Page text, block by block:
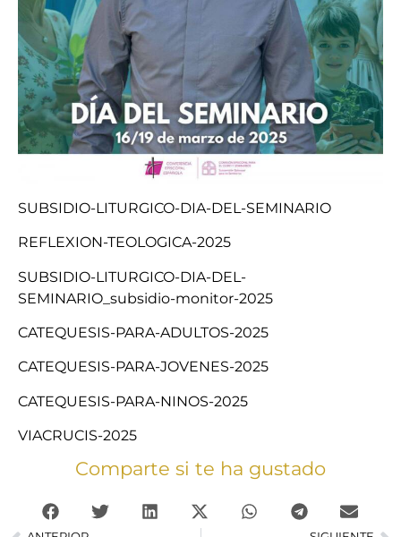
SUBSIDIO-LITURGICO-DIA-DEL-SEMINARIO
REFLEXION-TEOLOGICA-2025
SUBSIDIO-LITURGICO-DIA-DEL-
SEMINARIO_subsidio-monitor-2025
CATEQUESIS-PARA-ADULTOS-2025
CATEQUESIS-PARA-JOVENES-2025
CATEQUESIS-PARA-NINOS-2025
VIACRUCIS-2025
Comparte si te ha gustado